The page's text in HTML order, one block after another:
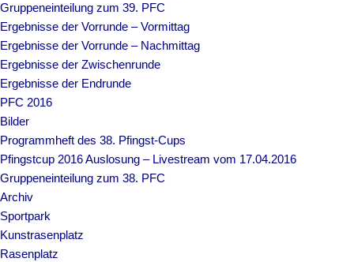
Gruppeneinteilung zum 39. PFC
Ergebnisse der Vorrunde – Vormittag
Ergebnisse der Vorrunde – Nachmittag
Ergebnisse der Zwischenrunde
Ergebnisse der Endrunde
PFC 2016
Bilder
Programmheft des 38. Pfingst-Cups
Pfingstcup 2016 Auslosung – Livestream vom 17.04.2016
Gruppeneinteilung zum 38. PFC
Archiv
Sportpark
Kunstrasenplatz
Rasenplatz